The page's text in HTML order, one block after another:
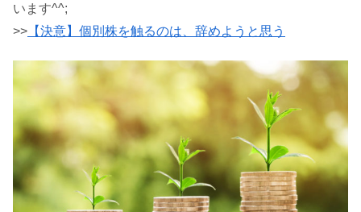
います^^;
>> 【決意】個別株を触るのは、辞めようと思う